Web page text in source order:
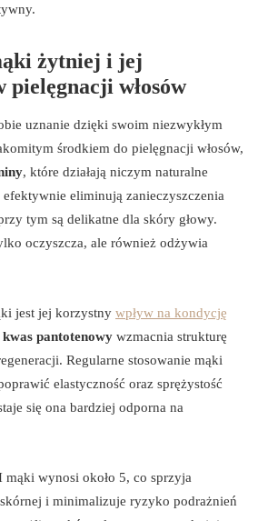
żytniej i jej
pielęgnacji włosów
uznanie dzięki swoim niezwykłym
środkiem do pielęgnacji włosów,
, które działają niczym naturalne
efektywnie eliminują zanieczyszczenia
tym są delikatne dla skóry głowy.
oczyszcza, ale również odżywia
jest jej korzystny wpływ na kondycję
kwas pantotenowy wzmacnia strukturę
Regularne stosowanie mąki
elastyczność oraz sprężystość
się ona bardziej odporna na
mąki wynosi około 5, co sprzyja
i minimalizuje ryzyko podrażnień